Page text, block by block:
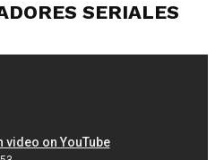
SERIALES